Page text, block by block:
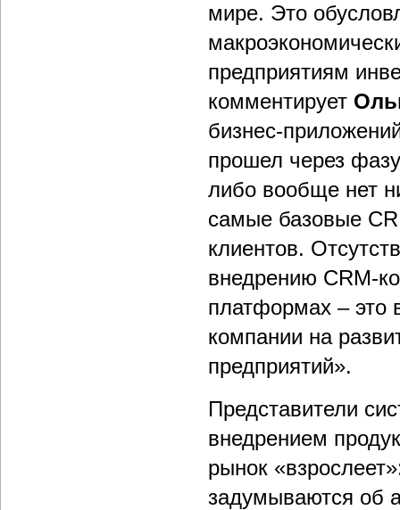
мире. Это
предприятиям
комментирует
бизнес-
прошел через
либо вообще нет
самые базовые
клиентов.
внедрению CRM-
платформах – это
компании на
предприятий».
Представители
внедрением
рынок
задумываются об